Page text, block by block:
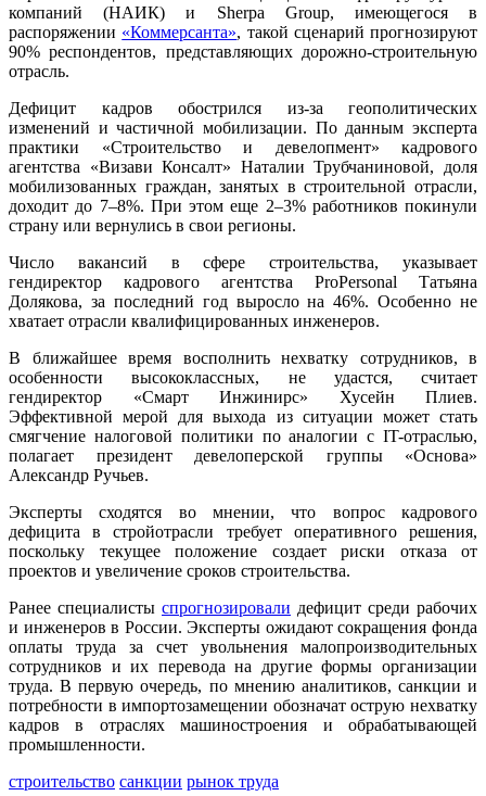
компаний (НАИК) и Sherpa Group, имеющегося в
распоряжении «Коммерсанта», такой сценарий прогнозируют
90% респондентов, представляющих дорожно-строительную
отрасль.
Дефицит кадров обострился из-за геополитических
изменений и частичной мобилизации. По данным эксперта
практики «Строительство и девелопмент» кадрового
агентства «Визави Консалт» Наталии Трубчаниновой, доля
мобилизованных граждан, занятых в строительной отрасли,
доходит до 7–8%. При этом еще 2–3% работников покинули
страну или вернулись в свои регионы.
Число вакансий в сфере строительства, указывает
гендиректор кадрового агентства ProPersonal Татьяна
Долякова, за последний год выросло на 46%. Особенно не
хватает отрасли квалифицированных инженеров.
В ближайшее время восполнить нехватку сотрудников, в
особенности высококлассных, не удастся, считает
гендиректор «Смарт Инжинирс» Хусейн Плиев.
Эффективной мерой для выхода из ситуации может стать
смягчение налоговой политики по аналогии с IT-отраслью,
полагает президент девелоперской группы «Основа»
Александр Ручьев.
Эксперты сходятся во мнении, что вопрос кадрового
дефицита в стройотрасли требует оперативного решения,
поскольку текущее положение создает риски отказа от
проектов и увеличение сроков строительства.
Ранее специалисты спрогнозировали дефицит среди рабочих
и инженеров в России. Эксперты ожидают сокращения фонда
оплаты труда за счет увольнения малопроизводительных
сотрудников и их перевода на другие формы организации
труда. В первую очередь, по мнению аналитиков, санкции и
потребности в импортозамещении обозначат острую нехватку
кадров в отраслях машиностроения и обрабатывающей
промышленности.
строительство санкции рынок труда